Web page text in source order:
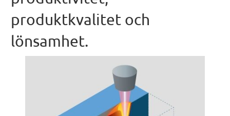
produktkvalitet och
lönsamhet.